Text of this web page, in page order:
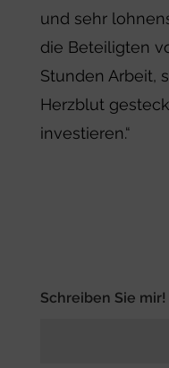
und sehr
die Beteiligten
Stunden Arbeit,
Herzblut
investieren.“
Schreiben Sie mir!